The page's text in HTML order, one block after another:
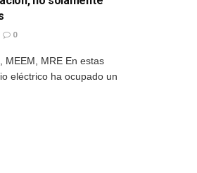
0
MEEM, MRE En estas
eléctrico ha ocupado un